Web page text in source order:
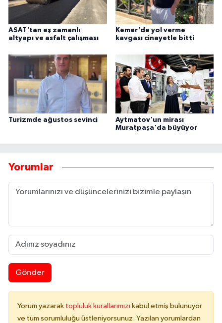
ASAT'tan eş zamanlı
altyapı ve asfalt çalışması
Kemer'de yol verme
kavgası cinayetle bitti
Turizmde ağustos sevinci
Aytmatov'un mirası
Muratpaşa'da büyüyor
Yorumlar
Gönder
Yorum yazarak topluluk kurallarımızı kabul etmiş bulunuyor
ve tüm sorumluluğu üstleniyorsunuz. Yazılan yorumlardan